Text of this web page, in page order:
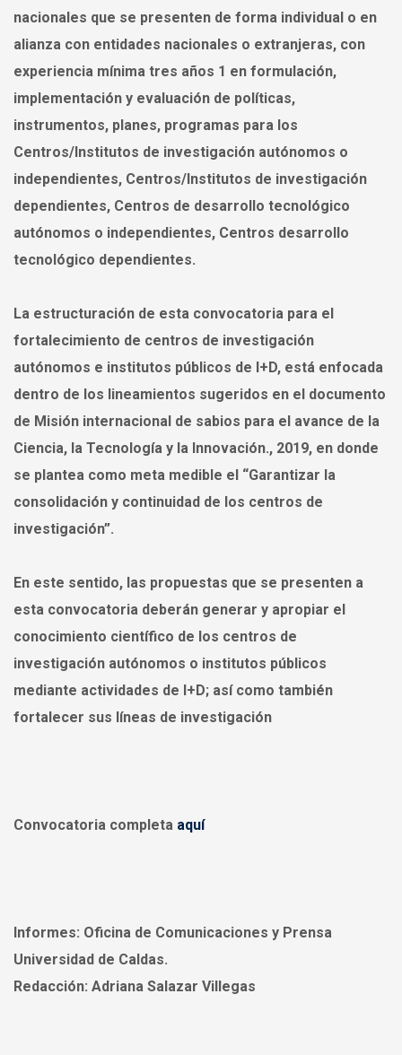
nacionales que se presenten de forma individual o en
alianza con entidades nacionales o extranjeras, con
experiencia mínima tres años 1 en formulación,
implementación y evaluación de políticas,
instrumentos, planes, programas para los
Centros/Institutos de investigación autónomos o
independientes, Centros/Institutos de investigación
dependientes, Centros de desarrollo tecnológico
autónomos o independientes, Centros desarrollo
tecnológico dependientes.
La estructuración de esta convocatoria para el
fortalecimiento de centros de investigación
autónomos e institutos públicos de I+D, está enfocada
dentro de los lineamientos sugeridos en el documento
de Misión internacional de sabios para el avance de la
Ciencia, la Tecnología y la Innovación., 2019, en donde
se plantea como meta medible el “Garantizar la
consolidación y continuidad de los centros de
investigación”.
En este sentido, las propuestas que se presenten a
esta convocatoria deberán generar y apropiar el
conocimiento científico de los centros de
investigación autónomos o institutos públicos
mediante actividades de I+D; así como también
fortalecer sus líneas de investigación
Convocatoria completa aquí
Informes: Oficina de Comunicaciones y Prensa
Universidad de Caldas.
Redacción: Adriana Salazar Villegas